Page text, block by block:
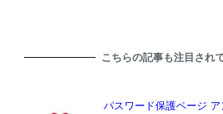
こちらの記事も注目され
パスワード保護ページ